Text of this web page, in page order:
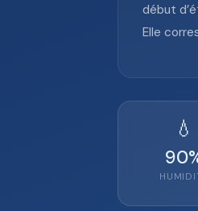
début
Elle
💧
90